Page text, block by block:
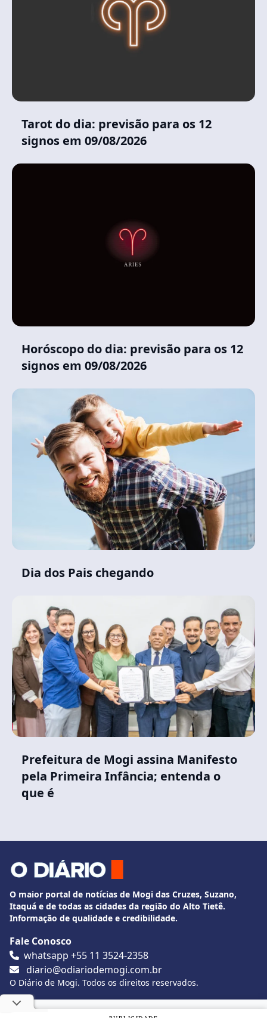
Tarot do dia: previsão para os 12
signos em 09/08/2026
Horóscopo do dia: previsão para os 12
signos em 09/08/2026
Dia dos Pais chegando
Prefeitura de Mogi assina Manifesto
pela Primeira Infância; entenda o
que é
O maior portal de notícias de Mogi das Cruzes, Suzano,
Itaquá e de todas as cidades da região do Alto Tietê.
Informação de qualidade e credibilidade.
Fale Conosco
whatsapp +55 11 3524-2358
diario@odiariodemogi.com.br
O Diário de Mogi. Todos os direitos reservados.
Siga O Diário nas redes sociais
Utilizamos cookies, de acordo com a nossa